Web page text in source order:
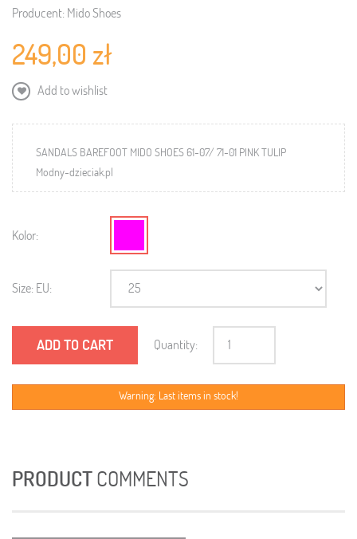
Producent: Mido Shoes
249,00 zł
Add to wishlist
SANDALS BAREFOOT MIDO SHOES 61-07/ 71-01 PINK TULIP
Modny-dzieciak.pl
Kolor:
Size: EU:
ADD TO CART Quantity:
Warning: Last items in stock!
PRODUCTCOMMENTS